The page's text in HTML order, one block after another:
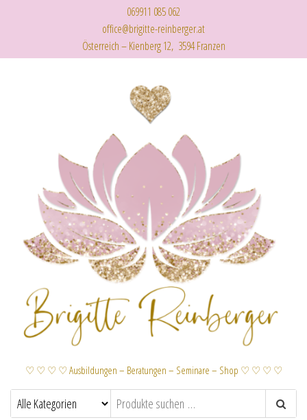
069911 085 062
office@brigitte-reinberger.at
Österreich – Kienberg 12, 3594 Franzen
♡ ♡ ♡ ♡ Ausbildungen – Beratungen – Seminare – Shop ♡ ♡ ♡ ♡